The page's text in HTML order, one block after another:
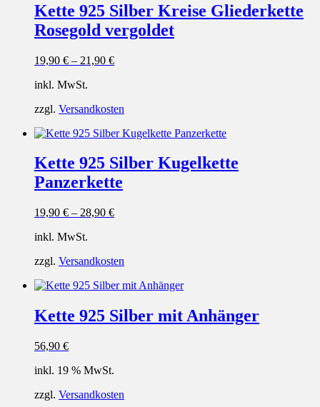
Kette 925 Silber Kreise Gliederkette
Rosegold vergoldet
19,90 € – 21,90 €
inkl. MwSt.
zzgl. Versandkosten
Kette 925 Silber Kugelkette
Panzerkette
19,90 € – 28,90 €
inkl. MwSt.
zzgl. Versandkosten
Kette 925 Silber mit Anhänger
56,90 €
inkl. 19 % MwSt.
zzgl. Versandkosten